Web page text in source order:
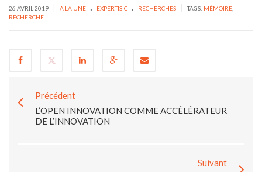
26 AVRIL 2019 A LA UNE . EXPERTISIC . RECHERCHES TAGS: MÉMOIRE
RECHERCHE
Précédent
L’OPEN INNOVATION COMME ACCÉLÉRATEUR
DE L’INNOVATION
Suivant